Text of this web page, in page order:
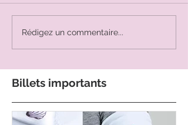
Rédigez un commentaire...
Billets importants